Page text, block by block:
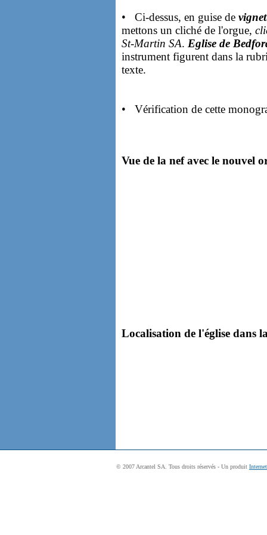
• Ci-dessus, en guise de
mettons un cliché de l'orgue,
St-Martin SA. Eglise de
instrument figurent dans la
texte.
• Vérification de cette
Vue de la nef avec le nouvel
Localisation de l'église dans
© 2007 Arcantel SA. Tous droits réservés - Un produit